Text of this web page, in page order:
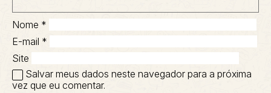
Nome *
E-mail *
Site
Salvar meus dados neste navegador para a próxima
vez que eu comentar.